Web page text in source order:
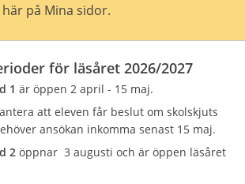
på Mina sidor.
för läsåret 2026/2027
1 är öppen 2 april - 15 maj.
att eleven får beslut om skolskjuts
ansökan inkomma senast 15 maj.
2 öppnar 3 augusti och är öppen läsåret